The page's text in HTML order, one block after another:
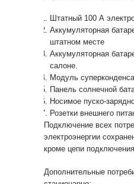
Штатный 100 А
Аккумуляторная
штатном месте
Аккумуляторная
салоне.
Модуль
Панель солнечной
Носимое пуско-
Розетки внешнего
Подключение всех
электроэнергии
кроме цепи подключения
Дополнительные